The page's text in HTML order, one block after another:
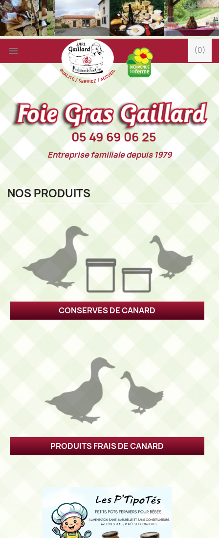
 (0)
05 49 69 06 25
Entreprise familiale depuis 1979
NOS PRODUITS
CONSERVES DE CANARD
PRODUITS FRAIS DE CANARD